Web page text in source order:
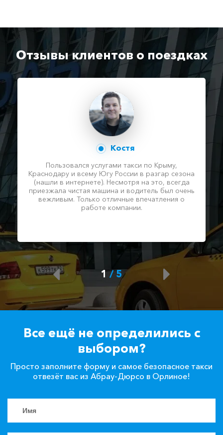
Отзывы клиентов о поездках
Костя
Пользовался услугами такси по Крыму,
Краснодару и всему Югу России в разгар сезона
(нашли в интернете). Несмотря на это, всегда
приезжала чистая машина и водитель был очень
вежливым. Только отличные впечатления о
работе компании.
1/ 5
Все ещё не определились с
выбором?
Просто заполните форму и самое безопасное такси
отвезёт вас из Абрау-Дюрсо в Орлиное!